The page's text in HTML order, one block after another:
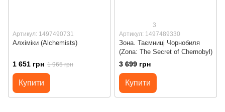
Артикул: 1497490731
Алхіміки (Alchemists)
1 651 грн 1 965 грн
Купити
3
Артикул: 1497489330
Зона. Таємниці Чорнобиля
(Zona: The Secret of Chernobyl)
3 699 грн
Купити